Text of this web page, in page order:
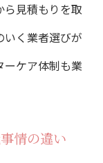
ら見積もりを取
いく業者選びが
ーケア体制も業
情の違い